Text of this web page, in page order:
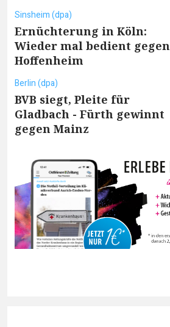
Sinsheim (dpa)
Ernüchterung in Köln:
Wieder mal bedient gegen
Hoffenheim
Berlin (dpa)
BVB siegt, Pleite für
Gladbach - Fürth gewinnt
gegen Mainz